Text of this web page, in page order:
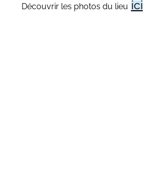
Découvrir les photos du lieu ici